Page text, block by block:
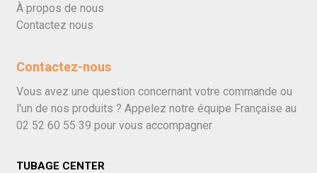
À propos de nous
Contactez nous
Contactez-nous
Vous avez une question concernant votre commande ou
l'un de nos produits ? Appelez notre équipe Française au
02 52 60 55 39 pour vous accompagner
TUBAGE CENTER